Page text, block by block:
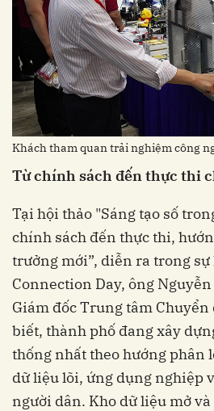
Khách tham quan trải nghiệm công
Từ chính sách đến thực thi
Tại hội thảo "Sáng tạo số
chính sách đến thực thi,
trưởng mới”, diễn ra trong
Connection Day, ông
Giám đốc Trung tâm Chuyển
biết, thành phố đang xây
thống nhất theo hướng phân
dữ liệu lõi, ứng dụng nghiệp
người dân. Kho dữ liệu mở